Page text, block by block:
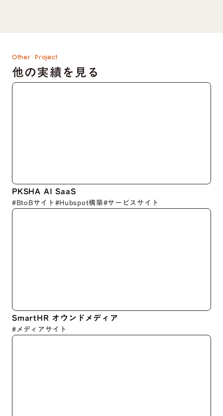
Other Project
他の実績を見る
PKSHA AI SaaS
#BtoBサイト#Hubspot構築#サービスサイト
SmartHR オウンドメディア
#メディアサイト